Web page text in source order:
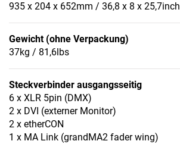
935 x 204 x 652mm / 36,8 x 8 x 25,7inch
Gewicht (ohne Verpackung)
37kg / 81,6lbs
Steckverbinder ausgangsseitig
6 x XLR 5pin (DMX)
2 x DVI (externer Monitor)
2 x etherCON
1 x MA Link (grandMA2 fader wing)